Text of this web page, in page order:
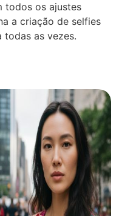
todos os ajustes
a criação de selfies
todas as vezes.